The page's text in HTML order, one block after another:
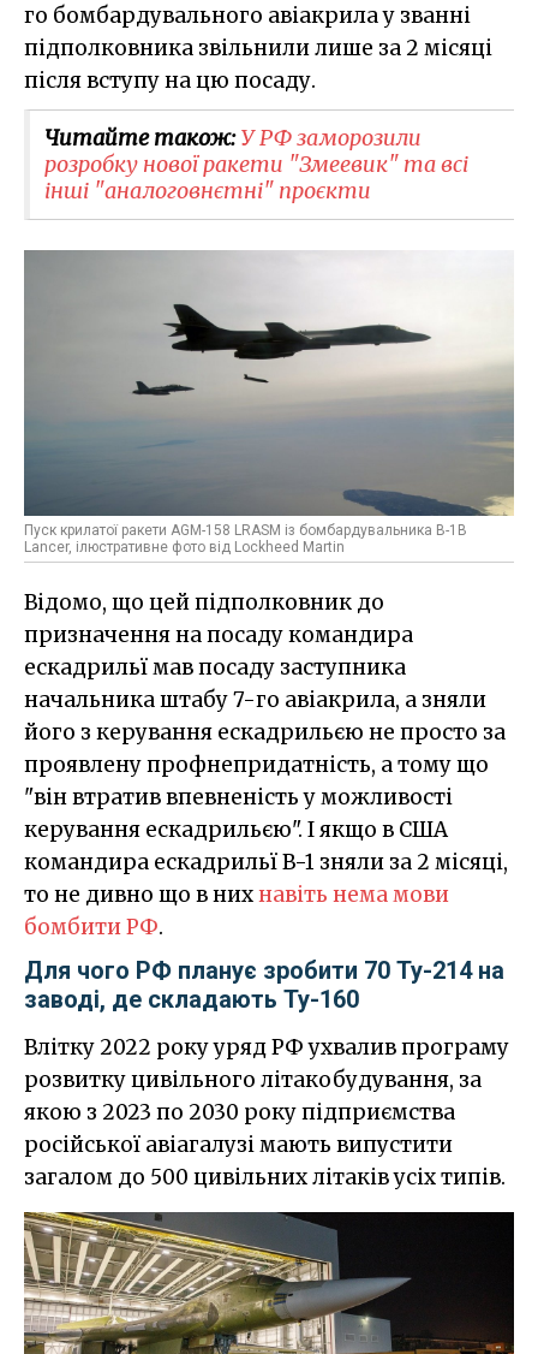
го бомбардувального авіакрила у званні
підполковника звільнили лише за 2 місяці
після вступу на цю посаду.
Читайте також:У РФ заморозили
розробку нової ракети "Змеевик" та всі
інші "аналоговнєтні" проєкти
Пуск крилатої ракети AGM-158 LRASM із бомбардувальника B-1B
Lancer, ілюстративне фото від Lockheed Martin
Відомо, що цей підполковник до
призначення на посаду командира
ескадрильї мав посаду заступника
начальника штабу 7-го авіакрила, а зняли
його з керування ескадрильєю не просто за
проявлену профнепридатність, а тому що
"він втратив впевненість у можливості
керування ескадрильєю". І якщо в США
командира ескадрильї B-1 зняли за 2 місяці,
то не дивно що в нихнавіть нема мови
бомбити РФ.
Для чого РФ планує зробити 70 Ту-214 на
заводі, де складають Ту-160
Влітку 2022 року уряд РФ ухвалив програму
розвитку цивільного літакобудування, за
якою з 2023 по 2030 року підприємства
російської авіагалузі мають випустити
загалом до 500 цивільних літаків усіх типів.